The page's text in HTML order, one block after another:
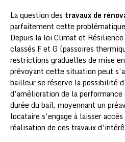
La question des travaux de
parfaitement cette
Depuis la loi Climat et
classés F et G (passoires
restrictions graduelles de mise
prévoyant cette situation peut
bailleur se réserve la possibilité
d’amélioration de la
durée du bail, moyennant un
locataire s’engage à laisser
réalisation de ces travaux